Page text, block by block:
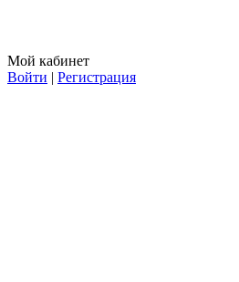
Мой кабинет
Войти | Регистрация